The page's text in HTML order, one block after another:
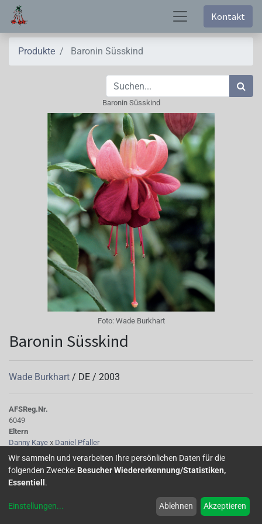
Kontakt
Produkte Baronin Süsskind
Baronin Süsskind
Foto: Wade Burkhart
Baronin Süsskind
Wade Burkhart / DE / 2003
AFSReg.Nr.
6049
Eltern
Danny Kaye x Daniel Pfaller
Kinder
Jens Weißflog
Tubus
dick, hellrosarot 52C, kurz
hellrosarot 52 C
Wir sammeln und verarbeiten Ihre persönlichen Daten für die
folgenden Zwecke: Besucher Wiedererkennung/Statistiken,
Essentiell .
Einstellungen... Ablehnen Akzeptieren